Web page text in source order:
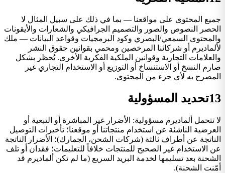
جميع المحتوى على مواقعنا — بما في ذلك على سبيل المثال لا
الحصر النصوص والصور والتصميم الجرافيكي والشعارات والأيقونات
والمحتوى السمعي/البصري وكود البرمجيات وقواعد البيانات — ملك
لألماديرم أو شركائنا المرخصين ومحمي بقوانين حقوق النشر
والعلامات التجارية وقوانين الملكية الفكرية الأخرى. يُحظر بشكل
صارم النسخ أو الاستنساخ أو التوزيع أو الاستخدام التجاري غير
المصرح به لأي جزء من المحتوى.
13تحديد المسؤولية
لا تتحمل ألماديرم مسؤولية: الأضرار غير المباشرة أو التبعية أو
العرضية الناشئة عن استخدام منتجاتنا أو موقعنا؛ تأخيرات التوصيل
الناتجة عن أطراف ثالثة (شركات الشحن، الجمارك)؛ الأضرار الناتجة
عن الاستخدام غير الصحيح للمنتجات خلافاً للتعليمات؛ فقدان أو تلف
الشحنة بعد تسليمها لخدمة البريد السريع (ما لم تكن ألماديرم قد
أمّنت الشحنة).